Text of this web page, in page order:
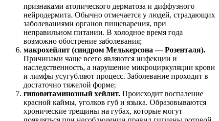
признаками атопического дерматоза и диффузного
нейродермита. Обычно отмечается у людей, страдающих
заболеваниями органов пищеварения, при
неправильном питании. В холодное время года
возможно обострение заболевания;
макрохейлит (синдром Мелькерсона — Розенталя).
Причинами чаще всего являются инфекции и
наследственность, а нарушение микроциркуляции крови
и лимфы усугубляют процесс. Заболевание проходит в
достаточно тяжелой форме;
гиповитаминозный хейлит. Происходит воспаление
красной каймы, уголков губ и языка. Образовываются
хронические трещины на губах, которые могут